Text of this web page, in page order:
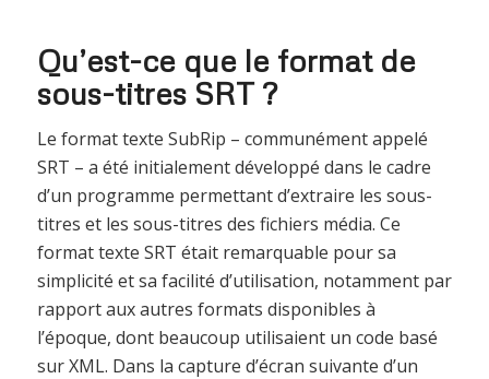
Qu’est-ce que le format de
sous-titres SRT ?
Le format texte SubRip – communément appelé
SRT – a été initialement développé dans le cadre
d’un programme permettant d’extraire les sous-
titres et les sous-titres des fichiers média. Ce
format texte SRT était remarquable pour sa
simplicité et sa facilité d’utilisation, notamment par
rapport aux autres formats disponibles à
l’époque, dont beaucoup utilisaient un code basé
sur XML. Dans la capture d’écran suivante d’un